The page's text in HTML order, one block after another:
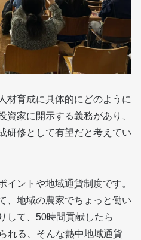
材育成に具体的にどのように
資家に開示する義務があり、
研修として有望だと考えてい
イントや地域通貨制度です。
、地域の農家でちょっと働い
して、50時間貢献したら
れる、そんな熱中地域通貨